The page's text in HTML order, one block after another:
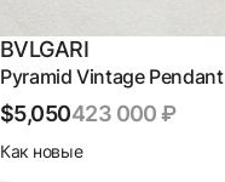
BVLGARI
Pyramid Vintage Pendant
$5,050423 000 ₽
Как новые